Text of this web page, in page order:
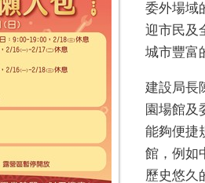
委外場域
迎市民及
城市豐富
建設局長
園場館及
能夠便捷
館，例如
歷史悠久